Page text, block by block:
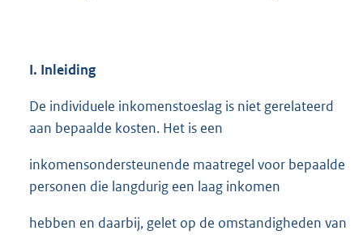
I. Inleiding
De individuele inkomenstoeslag is niet gerelateerd
aan bepaalde kosten. Het is een
inkomensondersteunende maatregel voor bepaalde
personen die langdurig een laag inkomen
hebben en daarbij, gelet op de omstandigheden van